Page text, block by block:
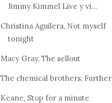
Jimmy Kimmel Live y vi...
Christina Aguilera, Not myself
tonight
Macy Gray, The sellout
The chemical brothers, Further
Keane, Stop for a minute